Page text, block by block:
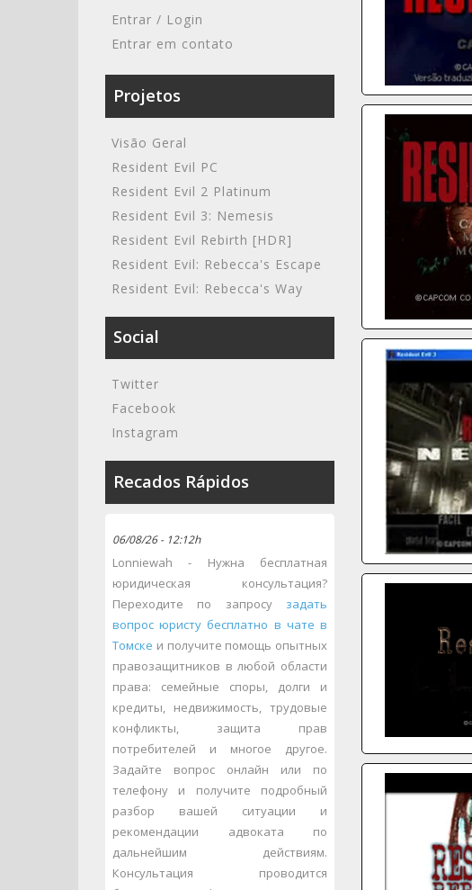
Entrar / Login
Entrar em contato
Projetos
Visão Geral
Resident Evil PC
Resident Evil 2 Platinum
Resident Evil 3: Nemesis
Resident Evil Rebirth [HDR]
Resident Evil: Rebecca's Escape
Resident Evil: Rebecca's Way
Social
Twitter
Facebook
Instagram
Recados Rápidos
06/08/26 - 12:12h
Lonniewah - Нужна бесплатная
юридическая консультация?
Переходите по запросу задать
вопрос юристу бесплатно в чате в
Томске и получите помощь опытных
правозащитников в любой области
права: семейные споры, долги и
кредиты, недвижимость, трудовые
конфликты, защита прав
потребителей и многое другое.
Задайте вопрос онлайн или по
телефону и получите подробный
разбор вашей ситуации и
рекомендации адвоката по
дальнейшим действиям.
Консультация проводится